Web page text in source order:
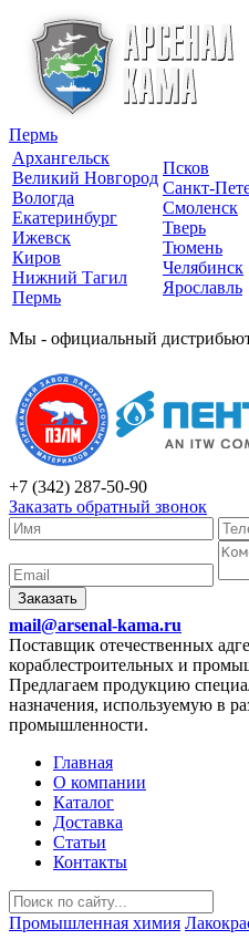
Пермь
Архангельск
Великий Новгород
Вологда
Екатеринбург
Ижевск
Киров
Нижний Тагил
Пермь
Псков
Санкт-
Смоленск
Тверь
Тюмень
Челябинск
Ярославль
Мы - официальный
+7 (342) 287-50-90
Заказать обратный звонок
Заказать
mail@arsenal-kama.ru
Поставщик отечественных
кораблестроительных и
Предлагаем продукцию
назначения, используемую в
промышленности.
Главная
О компании
Каталог
Доставка
Статьи
Контакты
Промышленная химия